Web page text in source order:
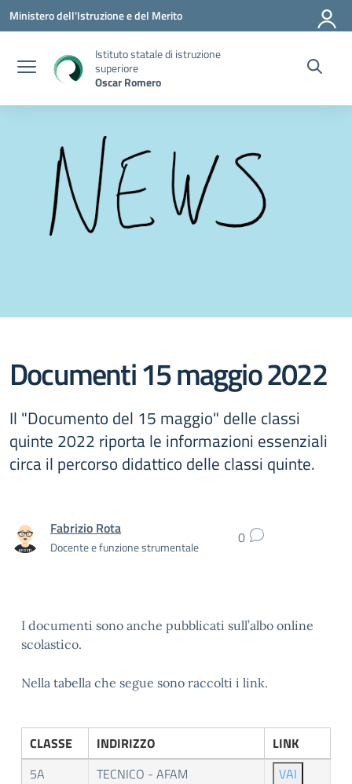
Vai ai contenuti
Vai al menu di navigazione
Vai al footer
Ministero dell'Istruzione e del Merito
Istituto statale di istruzione
superiore
Oscar Romero
Documenti 15 maggio 2022
Il "Documento del 15 maggio" delle classi
quinte 2022 riporta le informazioni essenziali
circa il percorso didattico delle classi quinte.
Fabrizio Rota
Docente e funzione strumentale 0
I documenti sono anche pubblicati sull’albo online
scolastico.
Nella tabella che segue sono raccolti i link.
CLASSE INDIRIZZO
LINK
5A
TECNICO - AFAM
VAI